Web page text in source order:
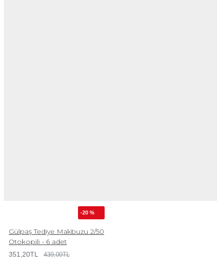
-20 %
Gülpaş Tediye Makbuzu 2/50
Otokopili - 6 adet
351,20TL 439,00TL